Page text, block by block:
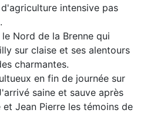
intensive pas
Nord de la Brenne qui
sur claise et ses alentours
charmantes.
en fin de journée sur
saine et sauve après
Jean Pierre les témoins de